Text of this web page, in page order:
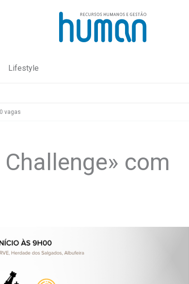
Lifestyle
vagas
com